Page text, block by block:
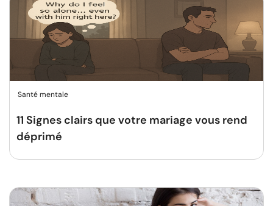
Santé mentale
11 Signes clairs que votre mariage vous rend
déprimé